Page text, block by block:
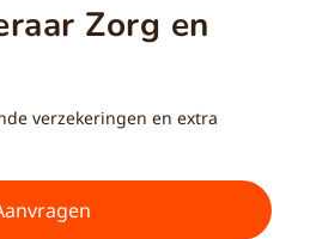
Zorg en
verzekeringen en extra